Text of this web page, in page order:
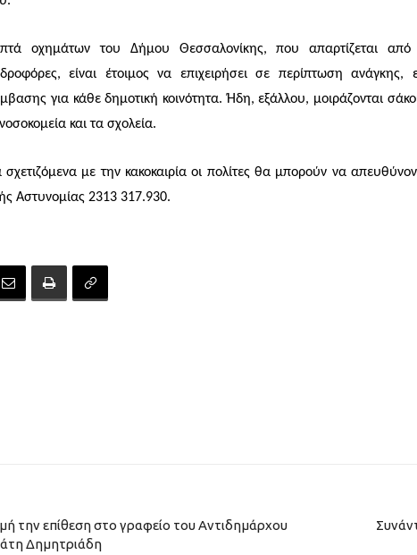
οχημάτων του Δήμου Θεσσαλονίκης, που απαρτίζεται από
είναι έτοιμος να επιχειρήσει σε περίπτωση ανάγκης,
για κάθε δημοτική κοινότητα. Ήδη, εξάλλου, μοιράζονται
και τα σχολεία.
σχετιζόμενα με την κακοκαιρία οι πολίτες θα μπορούν να
Αστυνομίας 2313 317.930.
την επίθεση στο γραφείο του Αντιδημάρχου
Δημητριάδη